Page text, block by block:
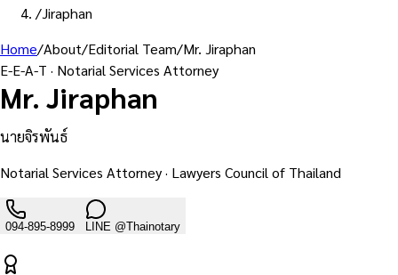
/Jiraphan
Home/About/Editorial Team/Mr. Jiraphan
E-E-A-T · Notarial Services Attorney
Mr. Jiraphan
นายจิรพันธ์
Notarial Services Attorney · Lawyers Council of Thailand
094-895-8999 LINE @Thainotary